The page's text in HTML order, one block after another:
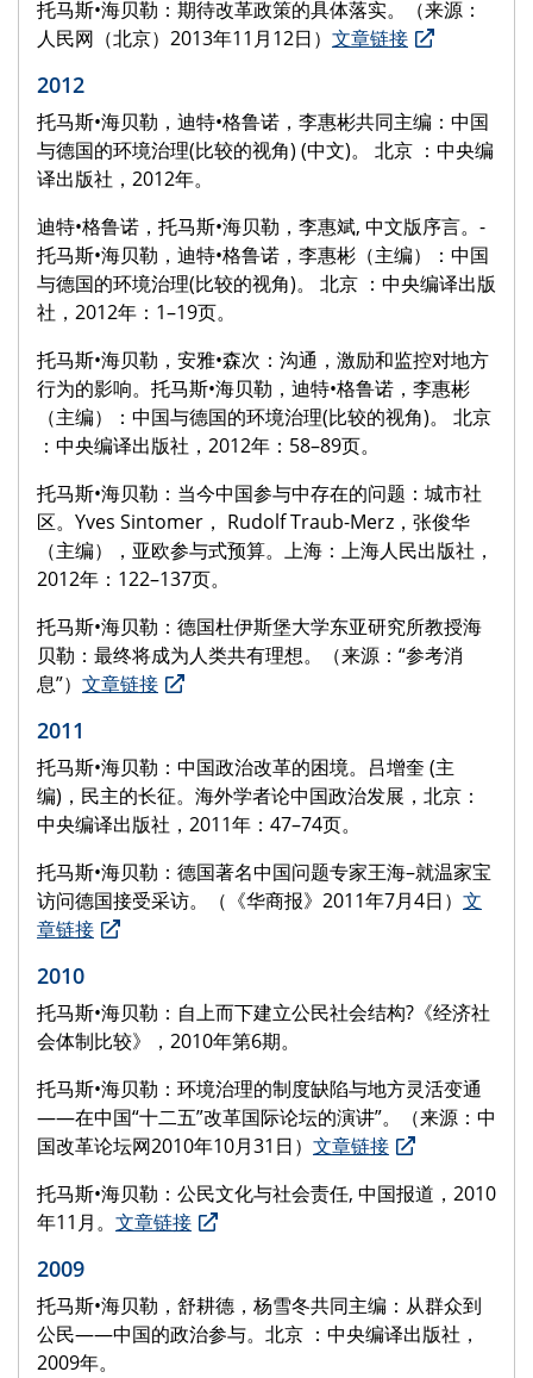
托马斯•海贝勒：期待改革政策的具体落实。（来源：
人民网（北京）2013年11月12日） 文章链接
2012
托马斯•海贝勒，迪特•格鲁诺，李惠彬共同主编：中国
与德国的环境治理(比较的视角) (中文)。 北京 ：中央编
译出版社，2012年。
迪特•格鲁诺，托马斯•海贝勒，李惠斌, 中文版序言。­
托马斯•海贝勒，迪特•格鲁诺，李惠彬（主编）：中国
与德国的环境治理(比较的视角)。 北京 ：中央编译出版
社，2012年：1–19页。
托马斯•海贝勒，安雅•森次：沟通，激励和监控对地方
行为的影响。托马斯•海贝勒，迪特•格鲁诺，李惠彬
（主编）：中国与德国的环境治理(比较的视角)。 北京
：中央编译出版社，2012年：58–89页。
托马斯•海贝勒：当今中国参与中存在的问题：城市社
区。Yves Sinto­mer， Rudolf Traub-Merz，张俊华
（主编），亚欧参与式预算。上海：上海人民出版社，
2012年：122–137页。
托马斯•海贝勒：德国杜伊斯堡大学东亚研究所教授海
贝勒：最终将成为人类共有理想。（来源：“参考消
息”） 文章链接
2011
托马斯•海贝勒：中国政治改革的困境。吕增奎 (主
编)，民主的长征。海外学者论中国政治发展，北京：
中央编译出版社，2011年：47–74页。
托马斯•海贝勒：德国著名中国问题专家王海–就温家宝
访问德国接受采访。（《华商报》2011年7月4日） 文
章链接
2010
托马斯•海贝勒：自上而下建立公民社会结构?《经济社
会体制比较》，2010年第6期。
托马斯•海贝勒：环境治理的制度缺陷与地方灵活变通
——在中国“十二五”改革国际论坛的演讲”。（来源：中
国改革论坛网2010年10月31日） 文章链接
托马斯•海贝勒：公民文化与社会责任, 中国报道，2010
年11月。 文章链接
2009
托马斯•海贝勒，舒耕德，杨雪冬共同主编：从群众到
公民——中国的政治参与。北京 ：中央编译出版社，
2009年。